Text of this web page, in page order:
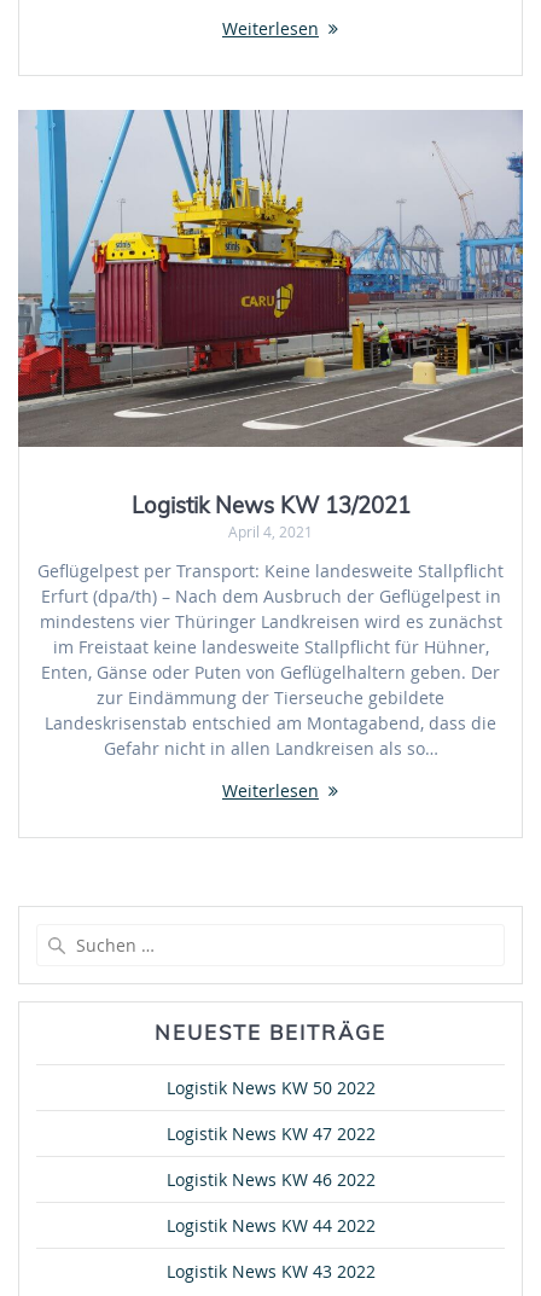
Weiterlesen
Logistik News KW 13/2021
April 4, 2021
Geflügelpest per Transport: Keine landesweite Stallpflicht
Erfurt (dpa/th) – Nach dem Ausbruch der Geflügelpest in
mindestens vier Thüringer Landkreisen wird es zunächst
im Freistaat keine landesweite Stallpflicht für Hühner,
Enten, Gänse oder Puten von Geflügelhaltern geben. Der
zur Eindämmung der Tierseuche gebildete
Landeskrisenstab entschied am Montagabend, dass die
Gefahr nicht in allen Landkreisen als so…
Weiterlesen
NEUESTE BEITRÄGE
Logistik News KW 50 2022
Logistik News KW 47 2022
Logistik News KW 46 2022
Logistik News KW 44 2022
Logistik News KW 43 2022